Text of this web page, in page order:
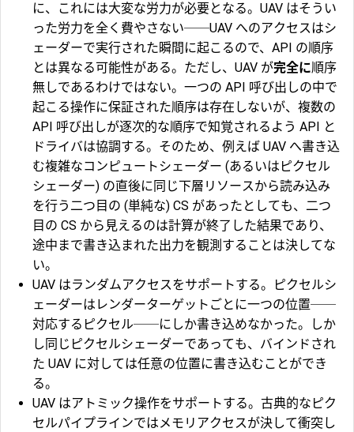
に、これには大変な労力が必要となる。UAV はそうい
った労力を全く費やさない──UAV へのアクセスはシ
ェーダーで実行された瞬間に起こるので、API の順序
とは異なる可能性がある。ただし、UAV が完全に順序
無しであるわけではない。一つの API 呼び出しの中で
起こる操作に保証された順序は存在しないが、複数の
API 呼び出しが逐次的な順序で知覚されるよう API と
ドライバは協調する。そのため、例えば UAV へ書き込
む複雑なコンピュートシェーダー (あるいはピクセル
シェーダー) の直後に同じ下層リソースから読み込み
を行う二つ目の (単純な) CS があったとしても、二つ
目の CS から見えるのは計算が終了した結果であり、
途中まで書き込まれた出力を観測することは決してな
い。
UAV はランダムアクセスをサポートする。ピクセルシ
ェーダーはレンダーターゲットごとに一つの位置──
対応するピクセル──にしか書き込めなかった。しか
し同じピクセルシェーダーであっても、バインドされ
た UAV に対しては任意の位置に書き込むことができ
る。
UAV はアトミック操作をサポートする。古典的なピク
セルパイプラインではメモリアクセスが決して衝突し